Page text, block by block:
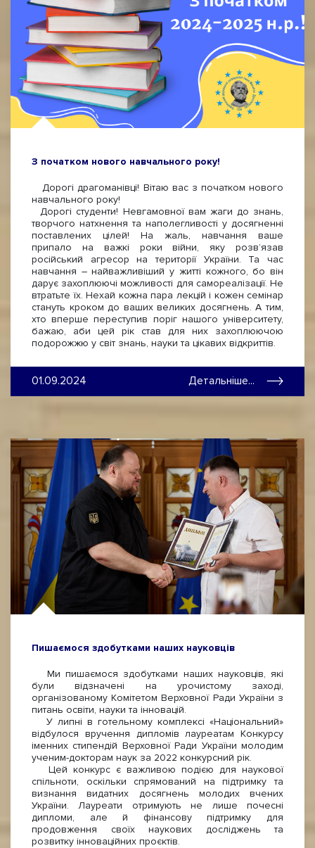
З початком нового навчального року!
Дорогі драгоманівці! Вітаю вас з початком нового
навчального року!
Дорогі студенти! Невгамовної вам жаги до знань,
творчого натхнення та наполегливості у досягненні
поставлених цілей! На жаль, навчання ваше
припало на важкі роки війни, яку розв’язав
російський агресор на території України. Та час
навчання – найважливіший у житті кожного, бо він
дарує захоплюючі можливості для самореалізації. Не
втратьте їх. Нехай кожна пара лекцій і кожен семінар
стануть кроком до ваших великих досягнень. А тим,
хто вперше переступив поріг нашого університету,
бажаю, аби цей рік став для них захоплюючою
подорожжю у світ знань, науки та цікавих відкриттів.
01.09.2024 Детальніше...
Пишаємося здобутками наших науковців
Ми пишаємося здобутками наших науковців, які
були відзначені на урочистому заході,
організованому Комітетом Верховної Ради України з
питань освіти, науки та інновацій.
У липні в готельному комплексі «Національний»
відбулося вручення дипломів лауреатам Конкурсу
іменних стипендій Верховної Ради України молодим
ученим-докторам наук за 2022 конкурсний рік.
Цей конкурс є важливою подією для наукової
спільноти, оскільки спрямований на підтримку та
визнання видатних досягнень молодих вчених
України. Лауреати отримують не лише почесні
дипломи, але й фінансову підтримку для
продовження своїх наукових досліджень та
розвитку інноваційних проєктів.